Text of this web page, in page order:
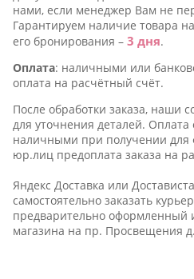
нами, если менеджер Вам не
Гарантируем наличие товара
его бронирования – 3 дня.
Оплата: наличными или
оплата на расчётный счёт.
После обработки заказа, наши
для уточнения деталей. Оплата
наличными при получении для
юр.лиц предоплата заказа на
Яндекс Доставка или
самостоятельно заказать
предварительно оформленный
магазина на пр. Просвещения